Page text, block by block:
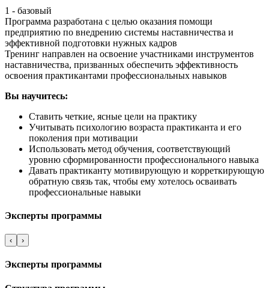
1 - базовый
Программа разработана с целью оказания помощи
предприятию по внедрению системы наставничества и
эффективной подготовки нужных кадров
Тренинг направлен на освоение участниками инструментов
наставничества, призванных обеспечить эффективность
освоения практикантами профессиональных навыков
Вы научитесь:
Ставить четкие, ясные цели на практику
Учитывать психологию возраста практиканта и его
поколения при мотивации
Использовать метод обучения, соответствующий
уровню сформированности профессионального навыка
Давать практиканту мотивирующую и корреткирующую
обратную связь так, чтобы ему хотелось осваивать
профессиональные навыки
Эксперты программы
‹ ›
Эксперты программы